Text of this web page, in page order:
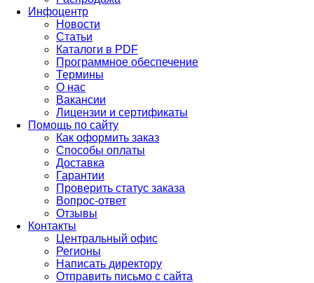
Инфоцентр
Новости
Статьи
Каталоги в PDF
Программное обеспечение
Термины
О нас
Вакансии
Лицензии и сертификаты
Помощь по сайту
Как оформить заказ
Способы оплаты
Доставка
Гарантии
Проверить статус заказа
Вопрос-ответ
Отзывы
Контакты
Центральный офис
Регионы
Написать директору
Отправить письмо с сайта